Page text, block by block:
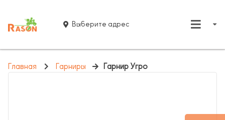
Выберите адрес
Главная Гарниры Гарнир Угро